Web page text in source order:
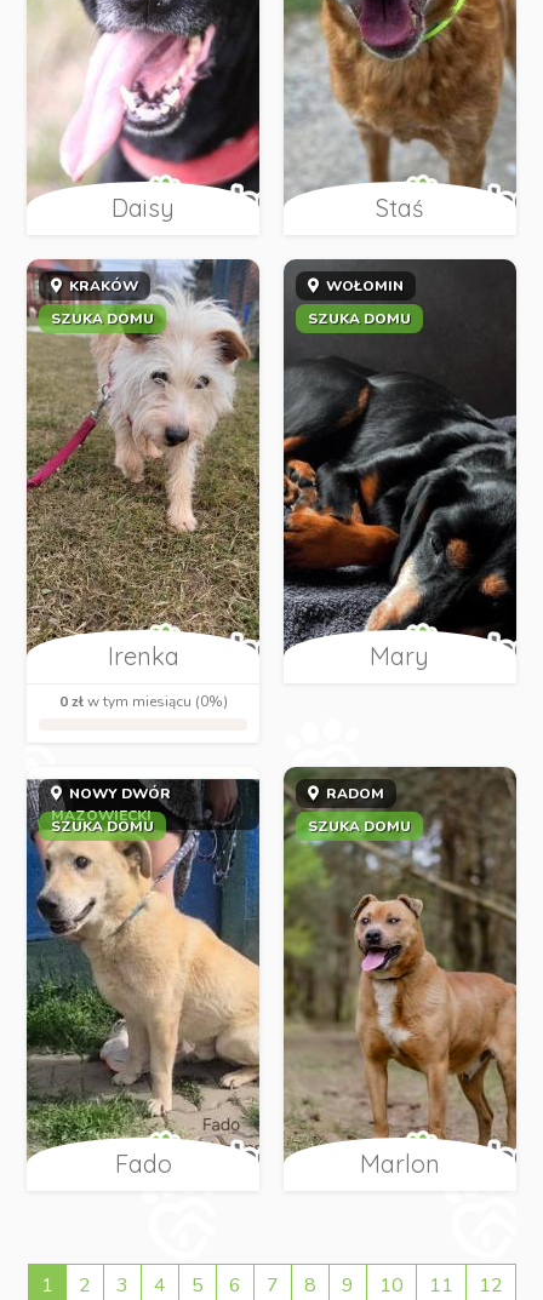
Daisy Staś
KRAKÓW
SZUKA DOMU
Irenka
0 złw tym miesiącu (0%)
WOŁOMIN
SZUKA DOMU
Mary
NOWY DWÓR
MAZOWIECKI
SZUKA DOMU
Fado
RADOM
SZUKA DOMU
Marlon
1 2 3 4 5 6 7 8 9 10 11 12